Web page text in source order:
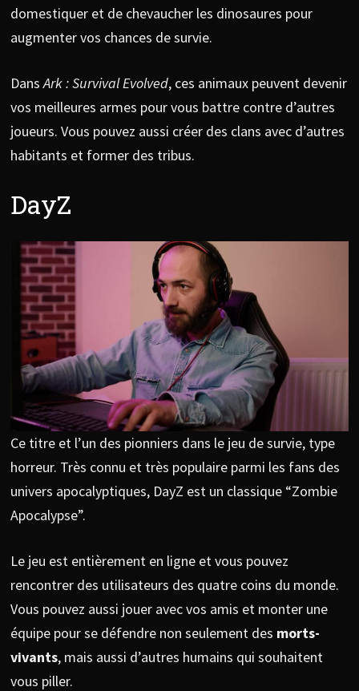
domestiquer et de chevaucher les dinosaures pour
augmenter vos chances de survie.
DansArk : Survival Evolved, ces animaux peuvent devenir
vos meilleures armes pour vous battre contre d’autres
joueurs. Vous pouvez aussi créer des clans avec d’autres
habitants et former des tribus.
DayZ
Ce titre et l’un des pionniers dans le jeu de survie, type
horreur. Très connu et très populaire parmi les fans des
univers apocalyptiques, DayZ est un classique “Zombie
Apocalypse”.
Le jeu est entièrement en ligne et vous pouvez
rencontrer des utilisateurs des quatre coins du monde.
Vous pouvez aussi jouer avec vos amis et monter une
équipe pour se défendre non seulement des morts-
vivants, mais aussi d’autres humains qui souhaitent
vous piller.